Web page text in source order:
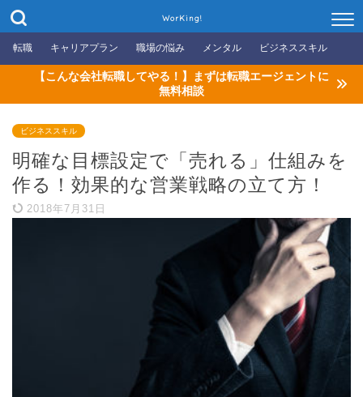
WorKing!
転職 キャリアプラン 職場の悩み メンタル ビジネススキル
【こんな会社転職してやる！】まずは転職エージェントに
無料相談
ビジネススキル
明確な目標設定で「売れる」仕組みを
作る！効果的な営業戦略の立て方！
2018年7月31日